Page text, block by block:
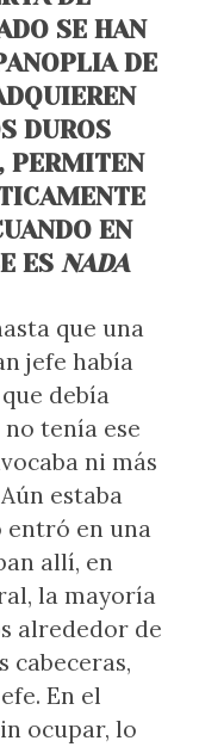
SE HAN
DE
DUROS
PERMITEN
EN
ES NADA
que una
jefe había
debía
tenía ese
ni más
estaba
en una
allí, en
la mayoría
alrededor de
cabeceras,
En el
ocupar, lo